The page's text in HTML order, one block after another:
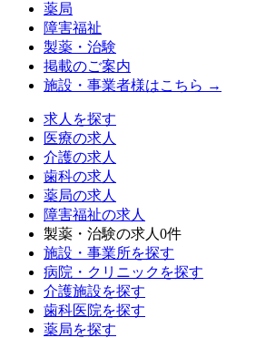
薬局
障害福祉
製薬・治験
掲載のご案内
施設・事業者様はこちら →
求人を探す
医療の求人
介護の求人
歯科の求人
薬局の求人
障害福祉の求人
製薬・治験の求人 0件
施設・事業所を探す
病院・クリニックを探す
介護施設を探す
歯科医院を探す
薬局を探す